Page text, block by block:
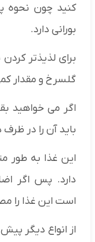
کنید چون نحوه
بورانی دارد.
برای لذیذتر کردن
گلسرخ و مقدار
اگر می خواهید
باید آن را در
دارد. پس اگر
است این غذا را
از انواع دیگر